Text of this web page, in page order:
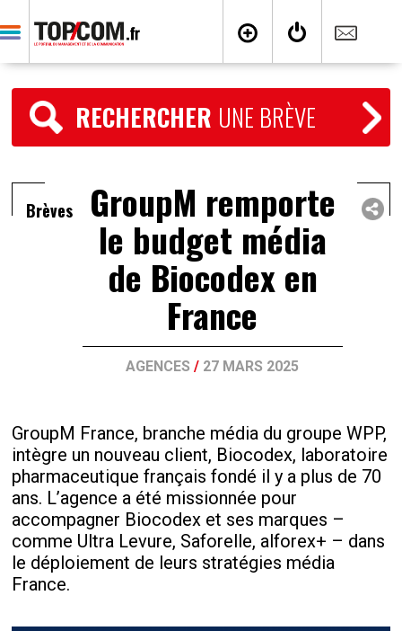
RECHERCHER UNE BRÈVE
Brèves GroupM remporte
le budget média
de Biocodex en
France
AGENCES / 27 MARS 2025
GroupM France, branche média du groupe WPP,
intègre un nouveau client, Biocodex, laboratoire
pharmaceutique français fondé il y a plus de 70
ans. L’agence a été missionnée pour
accompagner Biocodex et ses marques –
comme Ultra Levure, Saforelle, alforex+ – dans
le déploiement de leurs stratégies média
France.